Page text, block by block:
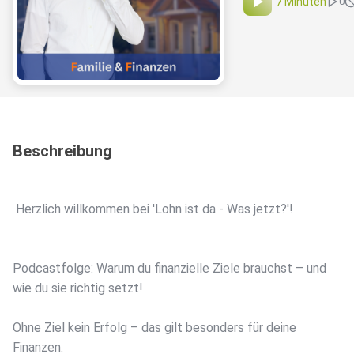
Beschreibung
Herzlich willkommen bei 'Lohn ist da - Was jetzt?'!
Podcastfolge: Warum du finanzielle Ziele brauchst – und
wie du sie richtig setzt!
Ohne Ziel kein Erfolg – das gilt besonders für deine
Finanzen.